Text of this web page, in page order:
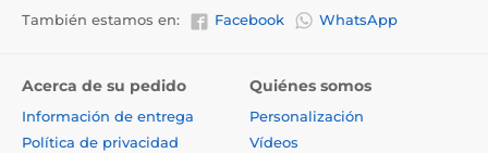
También estamos en: Facebook WhatsApp
Acerca de su pedido
Información de entrega
Política de privacidad
Quiénes somos
Personalización
Vídeos